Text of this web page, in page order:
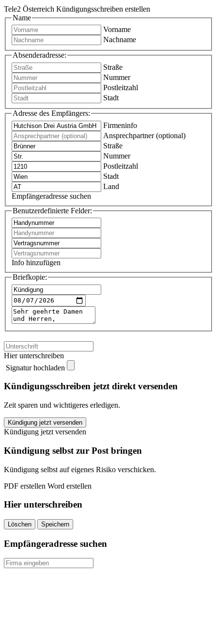
Tele2 Österreich Kündigungsschreiben erstellen
Name
Vorname
Nachname
Absenderadresse:
Straße
Nummer
Postleitzahl
Stadt
Adresse des Empfängers:
Firmeninfo
Ansprechpartner (optional)
Straße
Nummer
Postleitzahl
Stadt
Land
Empfängeradresse suchen
Benutzerdefinierte Felder:
Info hinzufügen
Briefkopie:
Hier unterschreiben
Signatur hochladen
Kündigungsschreiben jetzt direkt versenden
Zeit sparen und wichtigeres erledigen.
Tele2
Österreich
kündigen
quantity
Kündigung jetzt versenden
Kündigung jetzt versenden
Kündigung selbst zur Post bringen
Kündigung selbst auf eigenes Risiko verschicken.
PDF erstellen Word erstellen
Hier unterschreiben
Löschen Speichern
Empfängeradresse suchen